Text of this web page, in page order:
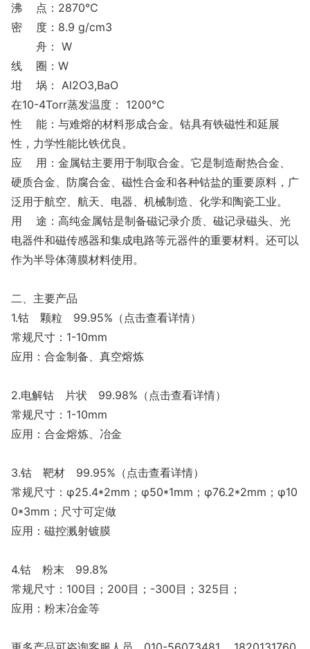
沸 点：2870℃
密 度：8.9 g/cm3
舟： W
线 圈：W
坩 埚： Al2O3,BaO
在10-4Torr蒸发温度： 1200℃
性 能：与难熔的材料形成合金。钴具有铁磁性和延展
性，力学性能比铁优良。
应 用：金属钴主要用于制取合金。它是制造耐热合金、
硬质合金、防腐合金、磁性合金和各种钴盐的重要原料，广
泛用于航空、航天、电器、机械制造、化学和陶瓷工业。
用 途：高纯金属钴是制备磁记录介质、磁记录磁头、光
电器件和磁传感器和集成电路等元器件的重要材料。还可以
作为半导体薄膜材料使用。
二、主要产品
1.钴 颗粒 99.95%（点击查看详情）
常规尺寸：1-10mm
应用：合金制备、真空熔炼
2.电解钴 片状 99.98%（点击查看详情）
常规尺寸：1-10mm
应用：合金熔炼、冶金
3.钴 靶材 99.95%（点击查看详情）
常规尺寸：φ25.4*2mm；φ50*1mm；φ76.2*2mm；φ10
0*3mm；尺寸可定做
应用：磁控溅射镀膜
4.钴 粉末 99.8%
常规尺寸：100目；200目；-300目；325目；
应用：粉末冶金等